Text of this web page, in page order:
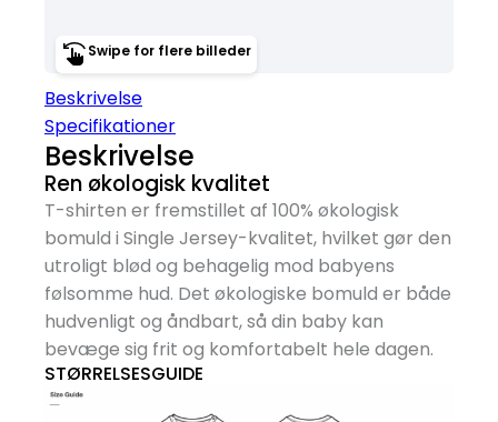
Swipe for flere billeder
Beskrivelse
Specifikationer
Beskrivelse
Ren økologisk kvalitet
T-shirten er fremstillet af 100% økologisk
bomuld i Single Jersey-kvalitet, hvilket gør den
utroligt blød og behagelig mod babyens
følsomme hud. Det økologiske bomuld er både
hudvenligt og åndbart, så din baby kan
bevæge sig frit og komfortabelt hele dagen.
STØRRELSESGUIDE